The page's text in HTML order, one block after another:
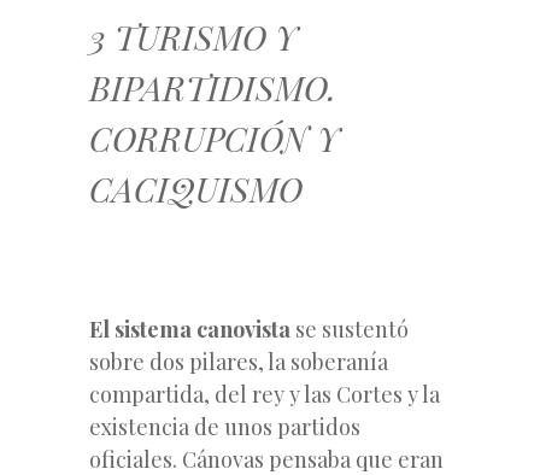
3 TURISMO Y
BIPARTIDISMO.
CORRUPCIÓN Y
CACIQUISMO
El sistema canovista se sustentó
sobre dos pilares, la soberanía
compartida, del rey y las Cortes y la
existencia de unos partidos
oficiales. Cánovas pensaba que eran